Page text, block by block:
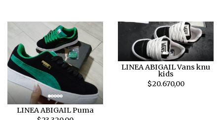
LINEA ABIGAIL Puma
LINEA ABIGAIL Vans knu
kids
$20.670,00